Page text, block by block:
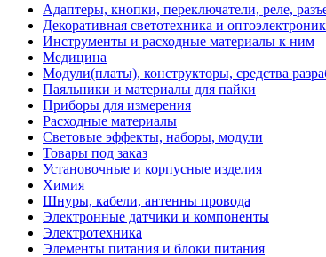
Адаптеры, кнопки, переключатели, реле,
Декоративная светотехника и
Инструменты и расходные материалы к ним
Медицина
Модули(платы), конструкторы, средства
Паяльники и материалы для пайки
Приборы для измерения
Расходные материалы
Световые эффекты, наборы, модули
Товары под заказ
Установочные и корпусные изделия
Химия
Шнуры, кабели, антенны провода
Электронные датчики и компоненты
Электротехника
Элементы питания и блоки питания